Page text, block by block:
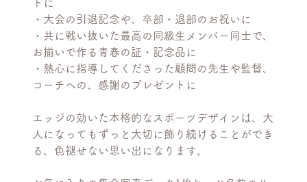
トに
・大会の引退記念や、卒部・退部のお祝いに
・共に戦い抜いた最高の同級生メンバー同士で、
お揃いで作る青春の証・記念品に
・熱心に指導してくださった顧問の先生や監督、
コーチへの、感謝のプレゼントに
エッジの効いた本格的なスポーツデザインは、大
人になってもずっと大切に飾り続けることができ
る、色褪せない思い出になります。